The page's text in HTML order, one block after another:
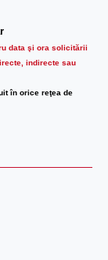
data şi ora solicitării
indirecte sau
în orice reţea de